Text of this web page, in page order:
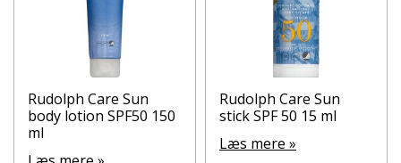
Rudolph Care Sun
body lotion SPF50 150
ml
Rudolph Care Sun
stick SPF 50 15 ml
Læs mere »